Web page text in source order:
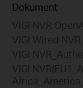
Dokument
VIGI NVR
VIGI Wired
VIGI
VIGI